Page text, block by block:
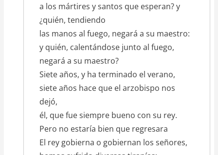
a los mártires y santos que esperan? y
¿quién, tendiendo
las manos al fuego, negará a su maestro:
y quién, calentándose junto al fuego,
negará a su maestro?
Siete años, y ha terminado el verano,
siete años hace que el arzobispo nos
dejó,
él, que fue siempre bueno con su rey.
Pero no estaría bien que regresara
El rey gobierna o gobiernan los señores,